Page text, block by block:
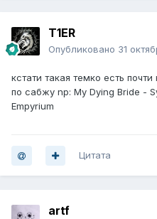
T1ER
Опубликовано 31
кстати такая темко есть
по сабжу np: My Dying Bride -
Empyrium
Цитата
artf